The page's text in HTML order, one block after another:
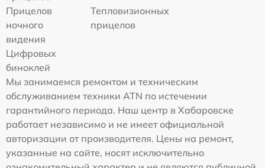
Прицелов
ночного
видения
Тепловизионных
прицелов
Цифровых
биноклей
Мы занимаемся ремонтом и техническим
обслуживанием техники ATN по истечении
гарантийного периода. Наш центр в Хабаровске
работает независимо и не имеет официальной
авторизации от производителя. Цены на ремонт,
указанные на сайте, носят исключительно